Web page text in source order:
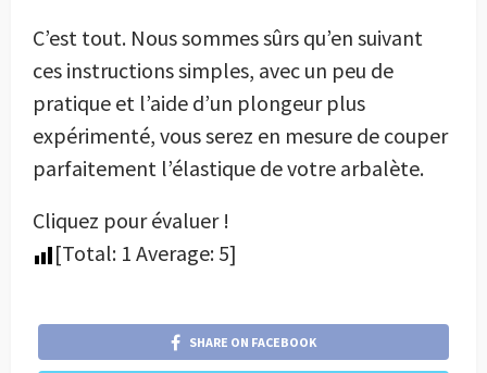
C’est tout. Nous sommes sûrs qu’en suivant
ces instructions simples, avec un peu de
pratique et l’aide d’un plongeur plus
expérimenté, vous serez en mesure de couper
parfaitement l’élastique de votre arbalète.
Cliquez pour évaluer !
[Total: 1 Average: 5]
SHARE ON FACEBOOK